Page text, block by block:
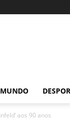
MUNDO
aos 90 anos